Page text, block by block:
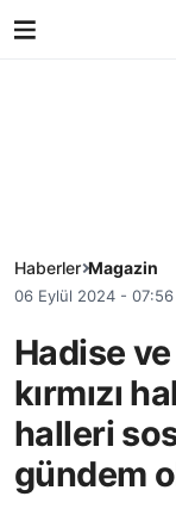
Haberler Magazin
06 Eylül 2024 - 07:56
Hadise
kırmızı
halleri
gündem